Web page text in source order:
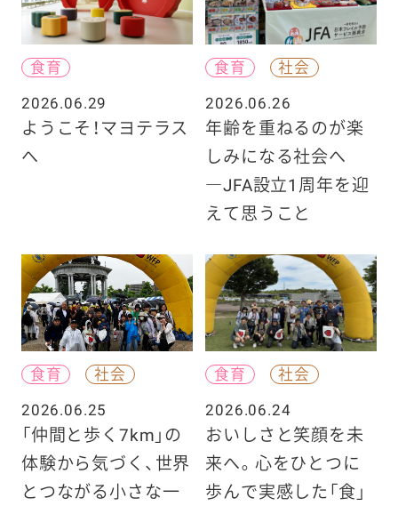
食育
2026.06.29
ようこそ！マヨテラス
へ
食育
社会
2026.06.26
年齢を重ねるのが楽
しみになる社会へ
―JFA設立1周年を迎
えて思うこと
食育
社会
2026.06.25
「仲間と歩く7km」の
体験から気づく、世界
とつながる小さな一
食育
社会
2026.06.24
おいしさと笑顔を未
来へ。心をひとつに
歩んで実感した「食」